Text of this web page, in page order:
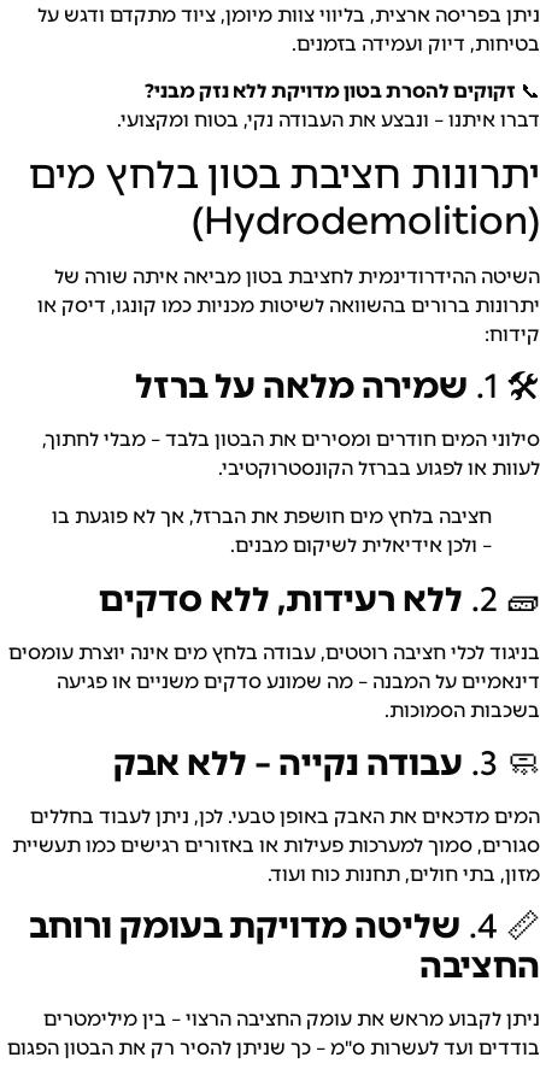
ארצית, בליווי צוות מיומן, ציוד מתקדם ודגש על
דיוק ועמידה בזמנים.
להסרת בטון מדויקת ללא נזק מבני?
– ונבצע את העבודה נקי, בטוח ומקצועי.
חציבת בטון בלחץ מים
ההידרודינמית לחציבת בטון מביאה איתה שורה של
ברורים בהשוואה לשיטות מכניות כמו קונגו, דיסק או
שמירה מלאה על ברזל
המים חודרים ומסירים את הבטון בלבד – מבלי לחתוך,
או לפגוע בברזל הקונסטרוקטיבי.
חציבה בלחץ מים חושפת את הברזל, אך לא פוגעת בו
– ולכן אידיאלית לשיקום מבנים.
ללא רעידות, ללא סדקים
לכלי חציבה רוטטים, עבודה בלחץ מים אינה יוצרת עומסים
על המבנה – מה שמונע סדקים משניים או פגיעה
הסמוכות.
עבודה נקייה – ללא אבק
את האבק באופן טבעי. לכן, ניתן לעבוד בחללים
סמוך למערכות פעילות או באזורים רגישים כמו תעשיית
חולים, תחנות כוח ועוד.
שליטה מדויקת בעומק ורוחב
מראש את עומק החציבה הרצוי – בין מילימטרים
ועד לעשרות ס"מ – כך שניתן להסיר רק את הבטון הפגום